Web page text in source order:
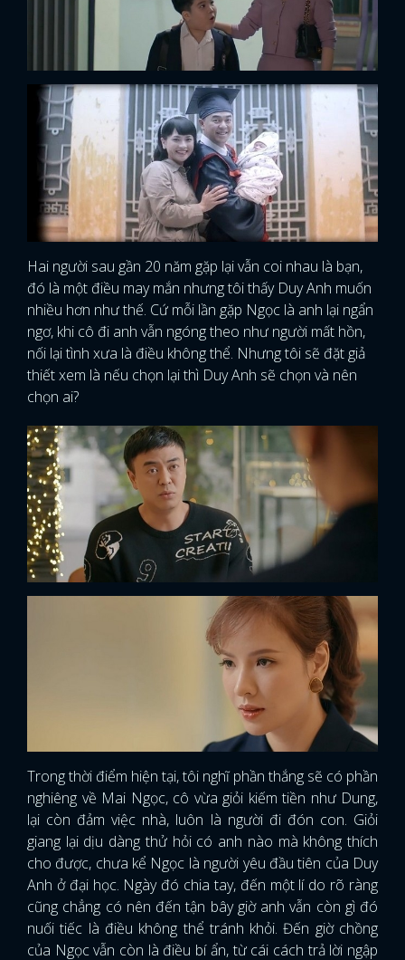
Hai người sau gần 20 năm gặp lại vẫn coi nhau là bạn,
đó là một điều may mắn nhưng tôi thấy Duy Anh muốn
nhiều hơn như thế. Cứ mỗi lần gặp Ngọc là anh lại ngẩn
ngơ, khi cô đi anh vẫn ngóng theo như người mất hồn,
nối lại tình xưa là điều không thể. Nhưng tôi sẽ đặt giả
thiết xem là nếu chọn lại thì Duy Anh sẽ chọn và nên
chọn ai?
Trong thời điểm hiện tại, tôi nghĩ phần thắng sẽ có phần
nghiêng về Mai Ngọc, cô vừa giỏi kiếm tiền như Dung,
lại còn đảm việc nhà, luôn là người đi đón con. Giỏi
giang lại dịu dàng thử hỏi có anh nào mà không thích
cho được, chưa kể Ngọc là người yêu đầu tiên của Duy
Anh ở đại học. Ngày đó chia tay, đến một lí do rõ ràng
cũng chẳng có nên đến tận bây giờ anh vẫn còn gì đó
nuối tiếc là điều không thể tránh khỏi. Đến giờ chồng
của Ngọc vẫn còn là điều bí ẩn, từ cái cách trả lời ngập